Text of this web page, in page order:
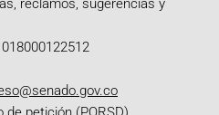
reclamos, sugerencias y
018000122512